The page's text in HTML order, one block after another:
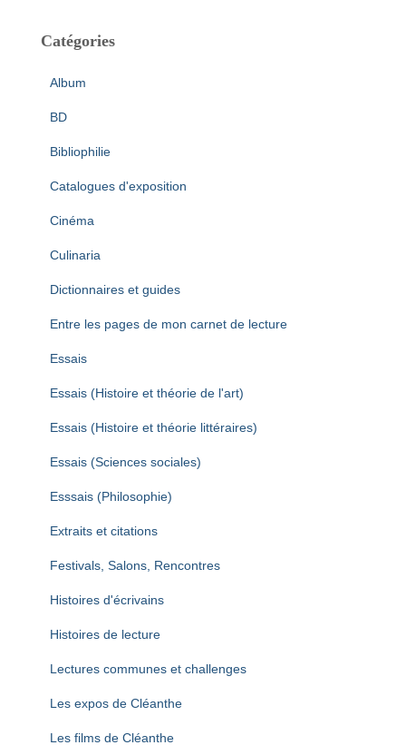
Catégories
Album
BD
Bibliophilie
Catalogues d'exposition
Cinéma
Culinaria
Dictionnaires et guides
Entre les pages de mon carnet de lecture
Essais
Essais (Histoire et théorie de l'art)
Essais (Histoire et théorie littéraires)
Essais (Sciences sociales)
Esssais (Philosophie)
Extraits et citations
Festivals, Salons, Rencontres
Histoires d'écrivains
Histoires de lecture
Lectures communes et challenges
Les expos de Cléanthe
Les films de Cléanthe